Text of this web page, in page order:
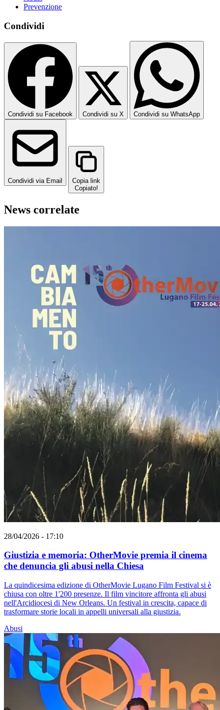
Prevenzione
Condividi
Condividi su Facebook Condividi su X Condividi su WhatsApp
Condividi via Email
Copia link
Copiato!
News correlate
28/04/2026 - 17:10
Giustizia e memoria: OtherMovie premia il cinema
che denuncia gli abusi nella Chiesa
La quindicesima edizione di OtherMovie Lugano Film Festival si è
chiusa con oltre 1'200 presenze. Il film vincitore affronta gli abusi
nell'Arcidiocesi di New Orleans. Un festival in crescita, capace di
trasformare storie locali in appelli universali alla giustizia.
Abusi